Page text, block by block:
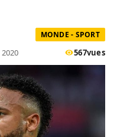
MONDE - SPORT
567vues